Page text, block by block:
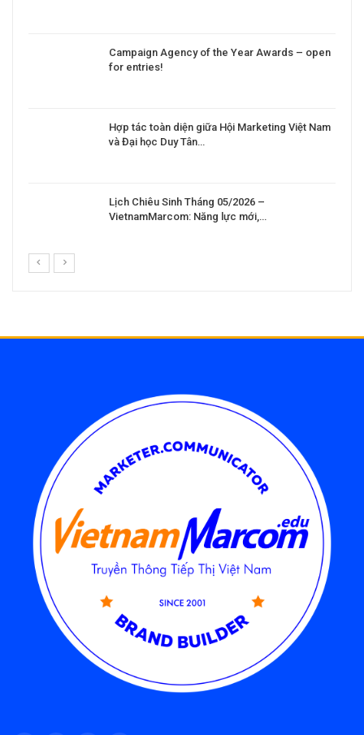
Campaign Agency of the Year Awards – open
for entries!
Hợp tác toàn diện giữa Hội Marketing Việt Nam
và Đại học Duy Tân…
Lịch Chiêu Sinh Tháng 05/2026 –
VietnamMarcom: Năng lực mới,…